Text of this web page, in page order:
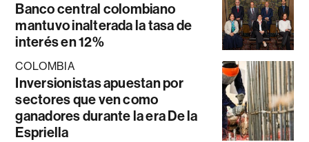
Banco central colombiano
mantuvo inalterada la tasa de
interés en 12%
COLOMBIA
Inversionistas apuestan por
sectores que ven como
ganadores durante la era De la
Espriella